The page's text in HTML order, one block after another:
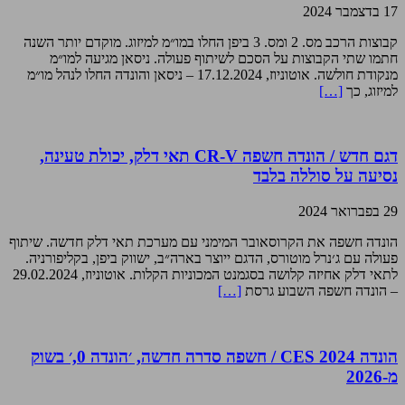
17 בדצמבר 2024
קבוצות הרכב מס. 2 ומס. 3 ביפן החלו במו״מ למיזוג. מוקדם יותר השנה
חתמו שתי הקבוצות על הסכם לשיתוף פעולה. ניסאן מגיעה למו״מ
מנקודת חולשה. אוטוניוז, 17.12.2024 – ניסאן והונדה החלו לנהל מו״מ
למיזוג, כך […]
דגם חדש / הונדה חשפה CR-V תאי דלק, יכולת טעינה,
נסיעה על סוללה בלבד
29 בפברואר 2024
הונדה חשפה את הקרוסאובר המימני עם מערכת תאי דלק חדשה. שיתוף
פעולה עם ג׳נרל מוטורס, הדגם ייוצר בארה״ב, ישווק ביפן, בקליפורניה.
לתאי דלק אחיזה קלושה בסגמנט המכוניות הקלות. אוטוניוז, 29.02.2024
– הונדה חשפה השבוע גרסת […]
הונדה CES 2024 / חשפה סדרה חדשה, ׳הונדה 0,׳ בשוק
מ-2026